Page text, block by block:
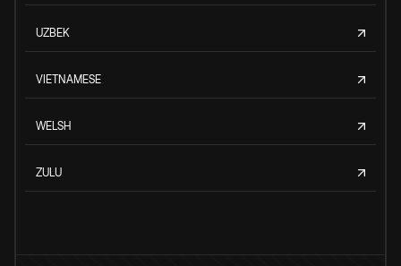
UZBEK
VIETNAMESE
WELSH
ZULU